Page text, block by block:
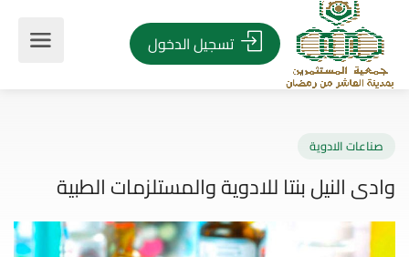
تسجيل الدخول
النيل بنتا للادوية والمستلزمات الطبية